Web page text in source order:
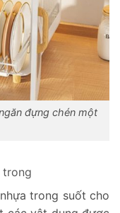
đựng chén một
trong
trong suốt cho